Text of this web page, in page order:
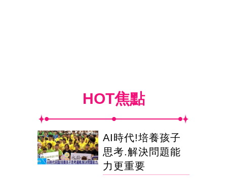
HOT焦點
AI時代!培養孩子
思考.解決問題能
力更重要